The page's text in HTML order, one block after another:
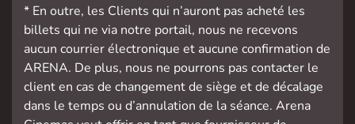
* En outre, les Clients qui n’auront pas acheté les
billets qui ne via notre portail, nous ne recevons
aucun courrier électronique et aucune confirmation de
ARENA. De plus, nous ne pourrons pas contacter le
client en cas de changement de siège et de décalage
dans le temps ou d’annulation de la séance. Arena